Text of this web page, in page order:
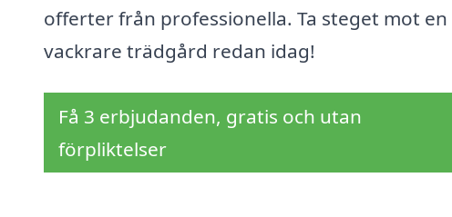
offerter från professionella. Ta steget mot en
vackrare trädgård redan idag!
Få 3 erbjudanden, gratis och utan
förpliktelser